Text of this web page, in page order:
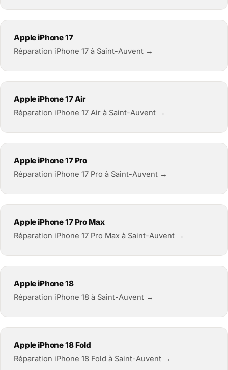
Apple iPhone 17
Réparation iPhone 17 à Saint-Auvent →
Apple iPhone 17 Air
Réparation iPhone 17 Air à Saint-Auvent →
Apple iPhone 17 Pro
Réparation iPhone 17 Pro à Saint-Auvent →
Apple iPhone 17 Pro Max
Réparation iPhone 17 Pro Max à Saint-Auvent →
Apple iPhone 18
Réparation iPhone 18 à Saint-Auvent →
Apple iPhone 18 Fold
Réparation iPhone 18 Fold à Saint-Auvent →